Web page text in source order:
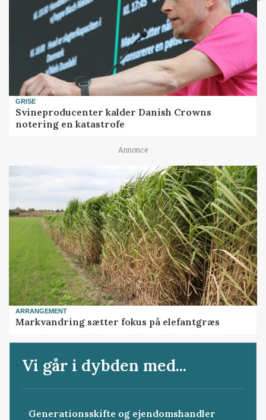
GRISE
Svineproducenter kalder Danish Crowns
notering en katastrofe
Annonce
ARRANGEMENT
Markvandring sætter fokus på elefantgræs
Vi går i dybden med...
Generationsskifte og ejendomshandler